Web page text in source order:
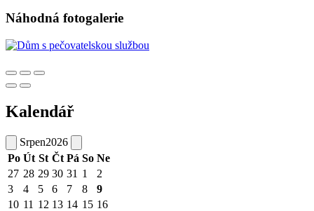
Náhodná fotogalerie
Kalendář
Srpen2026
Po Út St Čt Pá So Ne
27 28 29 30 31 1
2
3
4 5 6 7 8
9
10 11 12 13 14 15 16